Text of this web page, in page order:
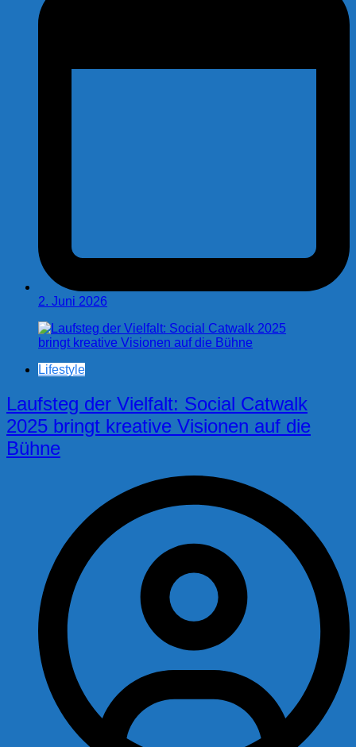
2. Juni 2026
Lifestyle
Laufsteg der Vielfalt: Social Catwalk
2025 bringt kreative Visionen auf die
Bühne